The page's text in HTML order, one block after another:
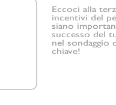
Eccoci alla
incentivi del
siano
successo del
nel sondaggio
chiave!